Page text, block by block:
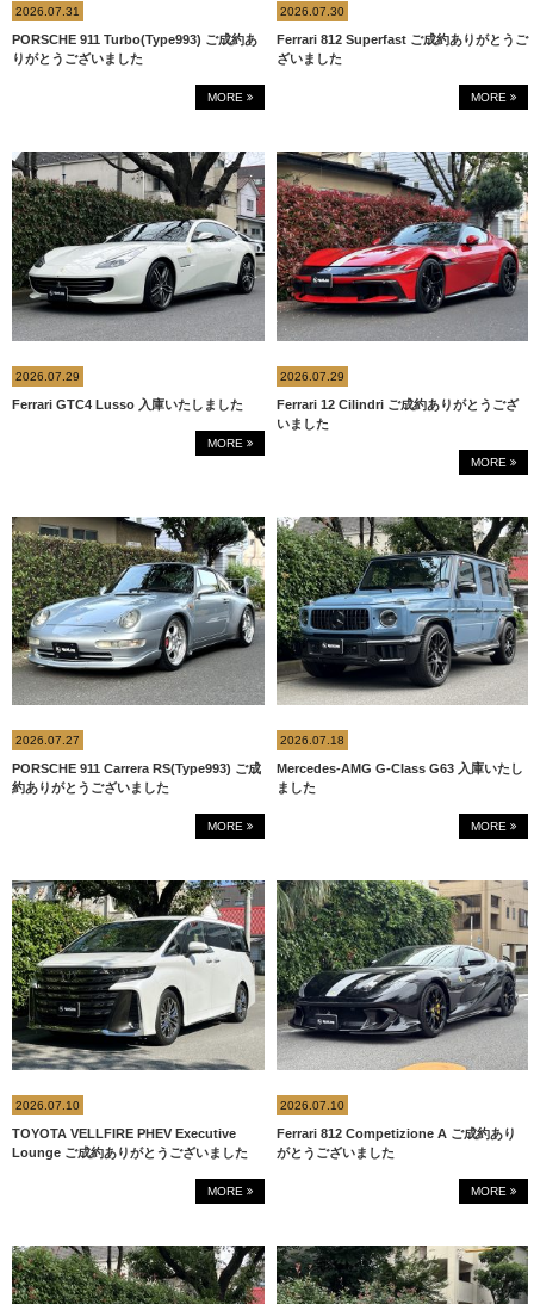
2026.07.31
PORSCHE 911 Turbo(Type993) ご成約あ
りがとうございました
MORE
2026.07.30
Ferrari 812 Superfast ご成約ありがとうご
ざいました
MORE
2026.07.29
Ferrari GTC4 Lusso 入庫いたしました
MORE
2026.07.29
Ferrari 12 Cilindri ご成約ありがとうござ
いました
MORE
2026.07.27
PORSCHE 911 Carrera RS(Type993) ご成
約ありがとうございました
MORE
2026.07.18
Mercedes-AMG G-Class G63 入庫いたし
ました
MORE
2026.07.10
TOYOTA VELLFIRE PHEV Executive
Lounge ご成約ありがとうございました
MORE
2026.07.10
Ferrari 812 Competizione A ご成約あり
がとうございました
MORE